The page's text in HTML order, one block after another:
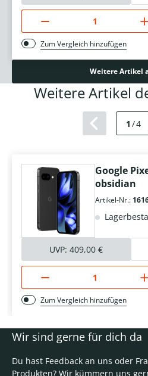
Zum Vergleich hinzufügen
Weitere Artikel
Weitere Artikel
1 /4
Google
obsidian
Artikel-Nr.:
UVP: 409,00 €
Zum Vergleich hinzufügen
Wir sind gerne für dich da
Du hast Feedback an uns oder
Produkten? Wir kümmern uns